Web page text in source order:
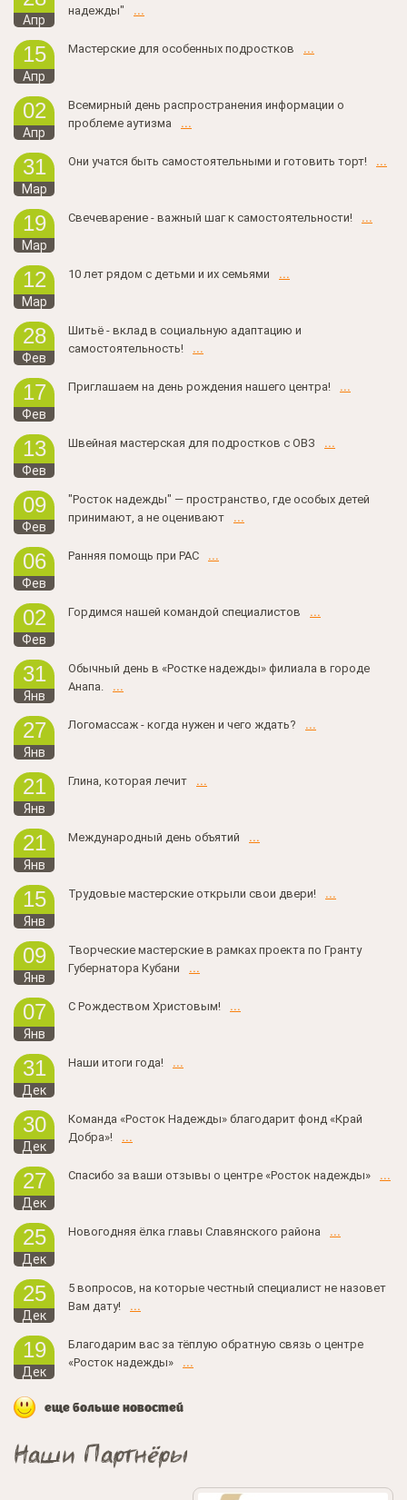
надежды" ...
Апр
Мастерские для особенных подростков ...
15
Апр
Всемирный день распространения информации о
проблеме аутизма
...
02
Апр
Они учатся быть самостоятельными и готовить торт! ...
31
Мар
Свечеварение - важный шаг к самостоятельности! ...
19
Мар
10 лет рядом с детьми и их семьями ...
12
Мар
Шитьё - вклад в социальную адаптацию и
самостоятельность!
...
28
Фев
Приглашаем на день рождения нашего центра! ...
17
Фев
Швейная мастерская для подростков с ОВЗ ...
13
Фев
"Росток надежды" — пространство, где особых детей
принимают, а не оценивают
...
09
Фев
Ранняя помощь при РАС ...
06
Фев
Гордимся нашей командой специалистов ...
02
Фев
Обычный день в «Ростке надежды» филиала в городе
Анапа.
...
31
Янв
Логомассаж - когда нужен и чего ждать? ...
27
Янв
Глина, которая лечит ...
21
Янв
Международный день объятий ...
21
Янв
Трудовые мастерские открыли свои двери! ...
15
Янв
Творческие мастерские в рамках проекта по Гранту
Губернатора Кубани
...
09
Янв
С Рождеством Христовым! ...
07
Янв
Наши итоги года! ...
31
Дек
Команда «Росток Надежды» благодарит фонд «Край
Добра»!
...
30
Дек
Спасибо за ваши отзывы о центре «Росток надежды» ...
27
Дек
Новогодняя ёлка главы Славянского района ...
25
Дек
5 вопросов, на которые честный специалист не назовет
Вам дату!
...
25
Дек
Благодарим вас за тёплую обратную связь о центре
«Росток надежды»
...
19
Дек
еще больше новостей
Наши Партнёры